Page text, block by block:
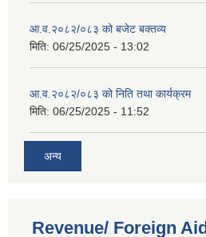
आ.व.२०८२/०८३ को बजेट बक्तव्य
मिति: 06/25/2025 - 13:02
आ.व.२०८२/०८३ को निति तथा कार्यक्रम
मिति: 06/25/2025 - 11:52
अन्य
Revenue/ Foreign Aid